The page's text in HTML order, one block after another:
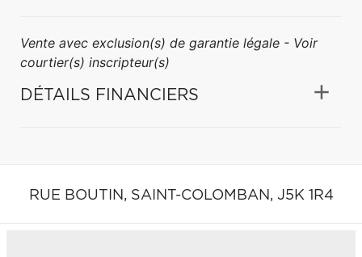
Vente avec exclusion(s) de garantie légale - Voir
courtier(s) inscripteur(s)
DÉTAILS FINANCIERS
RUE BOUTIN, SAINT-COLOMBAN, J5K 1R4